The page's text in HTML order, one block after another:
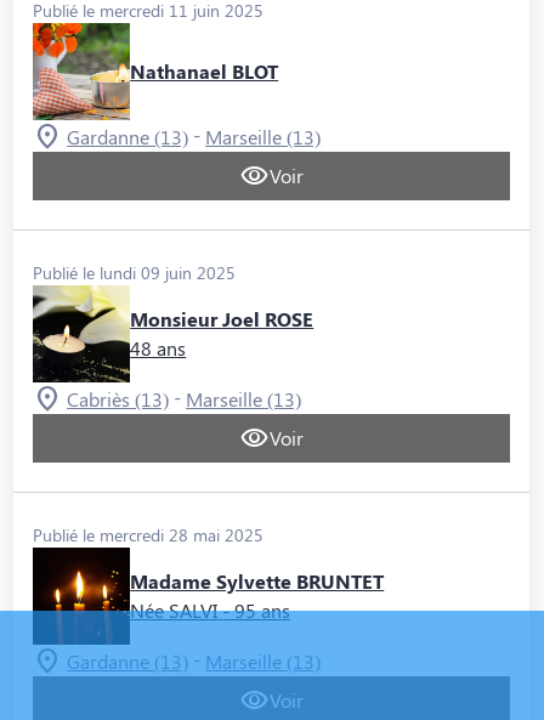
Publié le mercredi 11 juin 2025
Nathanael BLOT
Gardanne (13) - Marseille (13)
Voir
Publié le lundi 09 juin 2025
Monsieur Joel ROSE
48 ans
Cabriès (13) - Marseille (13)
Voir
Publié le mercredi 28 mai 2025
Madame Sylvette BRUNTET
Née SALVI- 95 ans
Gardanne (13) - Marseille (13)
Voir